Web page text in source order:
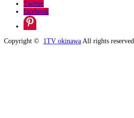
Twitter
facebook
Copyright © 1TV okinawa All rights reserved.